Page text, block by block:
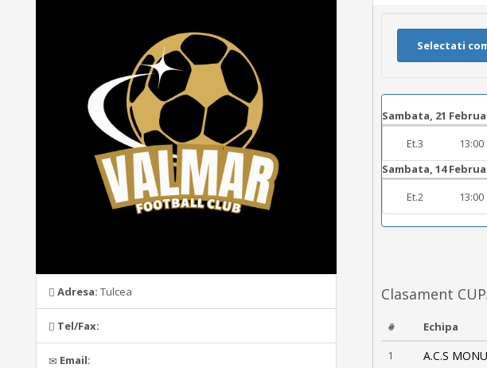
Adresa: Tulcea
Tel/Fax:
Email:
Sambata, 21
Et.3
13:00
Sambata, 14
Et.2
13:00
Clasament
# Echipa
1
A.C.S